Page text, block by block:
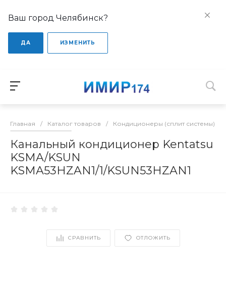
Ваш город Челябинск?
ДА ИЗМЕНИТЬ
Главная / Каталог товаров / Кондиционеры (сплит системы)
Канальный кондиционер Kentatsu
KSMA/KSUN
KSMA53HZAN1/1/KSUN53HZAN1
СРАВНИТЬ ОТЛОЖИТЬ